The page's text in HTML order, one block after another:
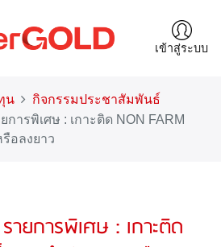
เข้าสู่ระบบ
น
กิจกรรมประชาสัมพันธ์
การพิเศษ : เกาะติด NON FARM
อลงยาว
ยการพิเศษ : เกาะติด